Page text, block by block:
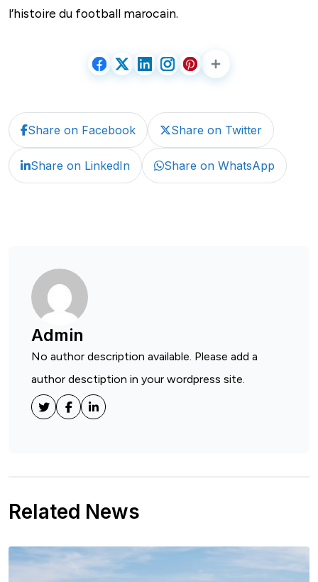
l’histoire du football marocain.
Share on Facebook Share on Twitter
Share on LinkedIn Share on WhatsApp
Admin
No author description available. Please add a
author desctiption in your wordpress site.
Related News